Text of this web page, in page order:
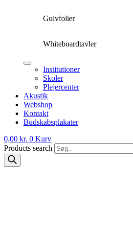
Gulvfolier
Whiteboardtavler
Institutioner
Skoler
Plejercenter
Akustik
Webshop
Kontakt
Budskabsplakater
0,00 kr. 0 Kurv
Products search